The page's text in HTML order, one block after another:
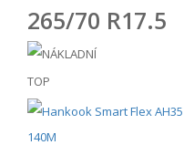
265/70 R17.5
TOP